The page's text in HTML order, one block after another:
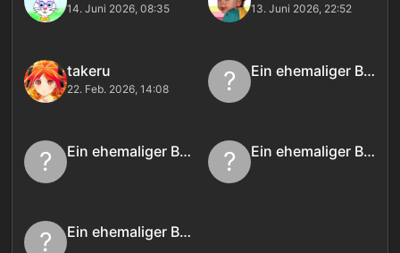
14. Juni 2026, 08:35 13. Juni 2026, 22:52
takeru
22. Feb. 2026, 14:08 ? Ein ehemaliger Benutzer
? Ein ehemaliger Benutzer ? Ein ehemaliger Benutzer
? Ein ehemaliger Benutzer